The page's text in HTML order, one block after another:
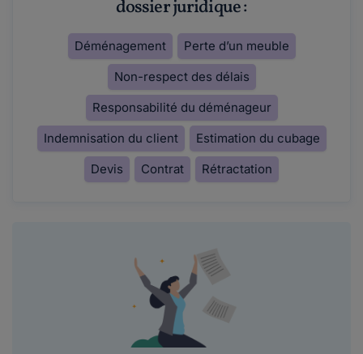
dossier juridique :
Déménagement
Perte d’un meuble
Non-respect des délais
Responsabilité du déménageur
Indemnisation du client
Estimation du cubage
Devis
Contrat Rétractation